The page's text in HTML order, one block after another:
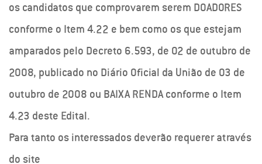
os candidatos que comprovarem serem DOADORES
conforme o Item 4.22 e bem como os que estejam
amparados pelo Decreto 6.593, de 02 de outubro de
2008, publicado no Diário Oficial da União de 03 de
outubro de 2008 ou BAIXA RENDA conforme o Item
4.23 deste Edital.
Para tanto os interessados deverão requerer através
do site